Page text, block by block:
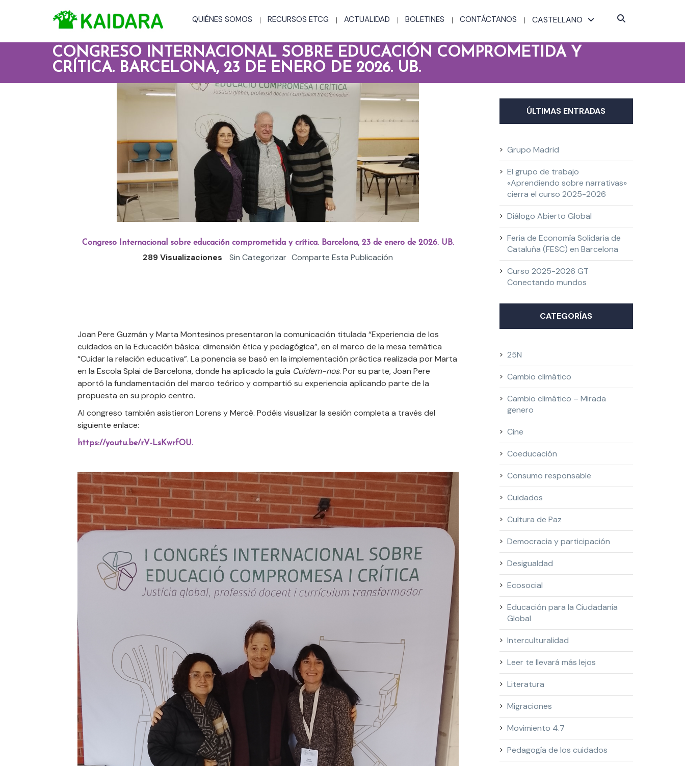
QUIÉNES SOMOS RECURSOS ETCG ACTUALIDAD BOLETINES CONTÁCTANOS CASTELLANO
CONGRESO INTERNACIONAL SOBRE EDUCACIÓN COMPROMETIDA Y
CRÍTICA. BARCELONA, 23 DE ENERO DE 2026. UB.
Congreso Internacional sobre educación comprometida y crítica. Barcelona, 23 de enero de 2026. UB.
289 Visualizaciones Sin Categorizar Comparte Esta Publicación
Joan Pere Guzmán y Marta Montesinos presentaron la comunicación titulada “Experiencia de los
cuidados en la Educación básica: dimensión ética y pedagógica”, en el marco de la mesa temática
“Cuidar la relación educativa”. La ponencia se basó en la implementación práctica realizada por Marta
en la Escola Splai de Barcelona, donde ha aplicado la guía Cuidem-nos. Por su parte, Joan Pere
aportó la fundamentación del marco teórico y compartió su experiencia aplicando parte de la
propuesta en su propio centro.
Al congreso también asistieron Lorens y Mercè. Podéis visualizar la sesión completa a través del
siguiente enlace:
https://youtu.be/rV-LsKwrfOU.
ÚLTIMAS ENTRADAS
Grupo Madrid
El grupo de trabajo
«Aprendiendo sobre narrativas»
cierra el curso 2025-2026
Diálogo Abierto Global
Feria de Economía Solidaria de
Cataluña (FESC) en Barcelona
Curso 2025-2026 GT
Conectando mundos
CATEGORÍAS
25N
Cambio climático
Cambio climático – Mirada
genero
Cine
Coeducación
Consumo responsable
Cuidados
Cultura de Paz
Democracia y participación
Desigualdad
Ecosocial
Educación para la Ciudadanía
Global
Interculturalidad
Leer te llevará más lejos
Literatura
Migraciones
Movimiento 4.7
Pedagogía de los cuidados